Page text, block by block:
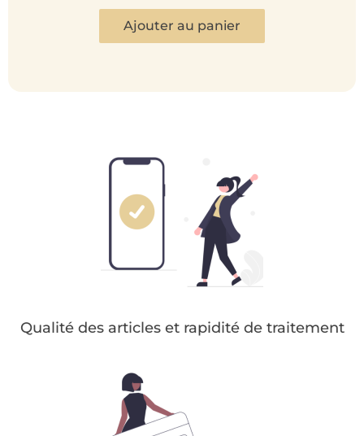
Ajouter au panier
Qualité des articles et rapidité de traitement